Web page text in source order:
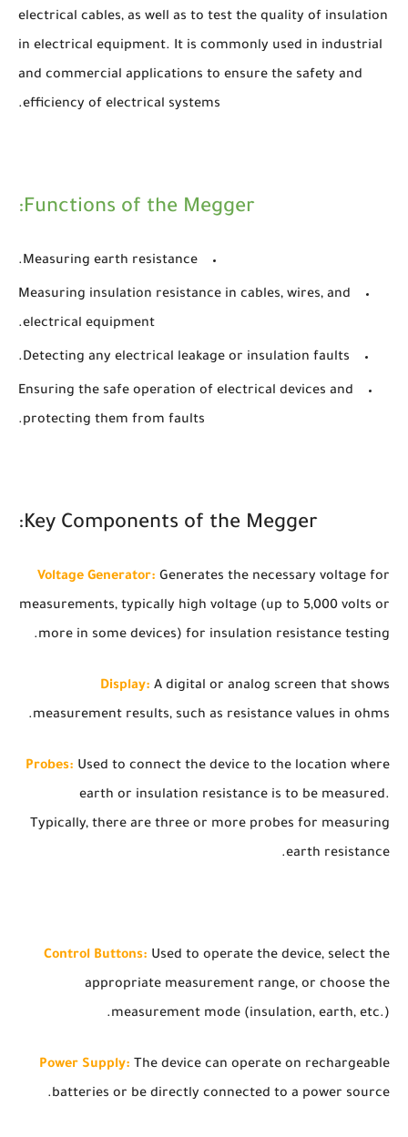
electrical cables, as well as to test the quality of insulation
in electrical equipment. It is commonly used in industrial
and commercial applications to ensure the safety and
efficiency of electrical systems.
Functions of the Megger:
Measuring earth resistance.
Measuring insulation resistance in cables, wires, and
electrical equipment.
Detecting any electrical leakage or insulation faults.
Ensuring the safe operation of electrical devices and
protecting them from faults.
Key Components of the Megger:
Voltage Generator: Generates the necessary voltage for
measurements, typically high voltage (up to 5,000 volts or
more in some devices) for insulation resistance testing.
Display: A digital or analog screen that shows
measurement results, such as resistance values in ohms.
Probes: Used to connect the device to the location where
earth or insulation resistance is to be measured.
Typically, there are three or more probes for measuring
earth resistance.
Control Buttons: Used to operate the device, select the
appropriate measurement range, or choose the
measurement mode (insulation, earth, etc.).
Power Supply: The device can operate on rechargeable
batteries or be directly connected to a power source.